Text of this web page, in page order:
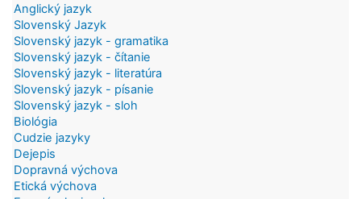
Anglický jazyk
Slovenský Jazyk
Slovenský jazyk - gramatika
Slovenský jazyk - čítanie
Slovenský jazyk - literatúra
Slovenský jazyk - písanie
Slovenský jazyk - sloh
Biológia
Cudzie jazyky
Dejepis
Dopravná výchova
Etická výchova